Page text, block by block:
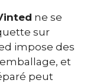
ne se
sur
impose des
et
peut